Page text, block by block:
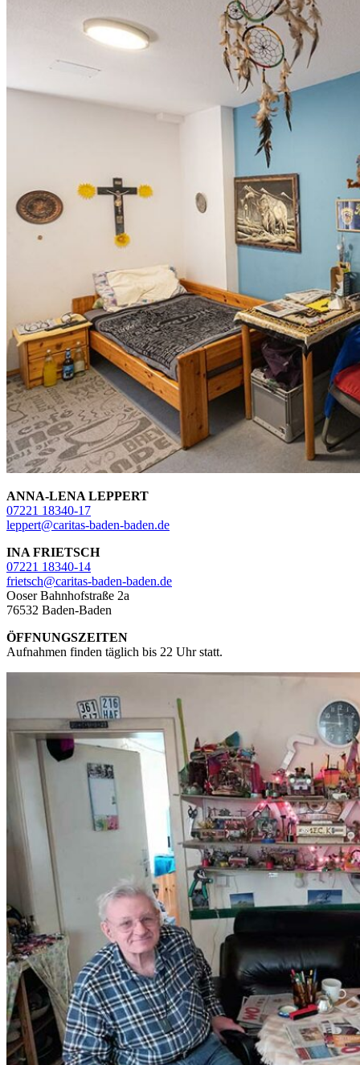
ANNA-LENA LEPPERT
07221 18340-17
leppert@caritas-baden-baden.de
INA FRIETSCH
07221 18340-14
frietsch@caritas-baden-baden.de
Ooser Bahnhofstraße 2a
76532 Baden-Baden
ÖFFNUNGSZEITEN
Aufnahmen finden täglich bis 22 Uhr statt.